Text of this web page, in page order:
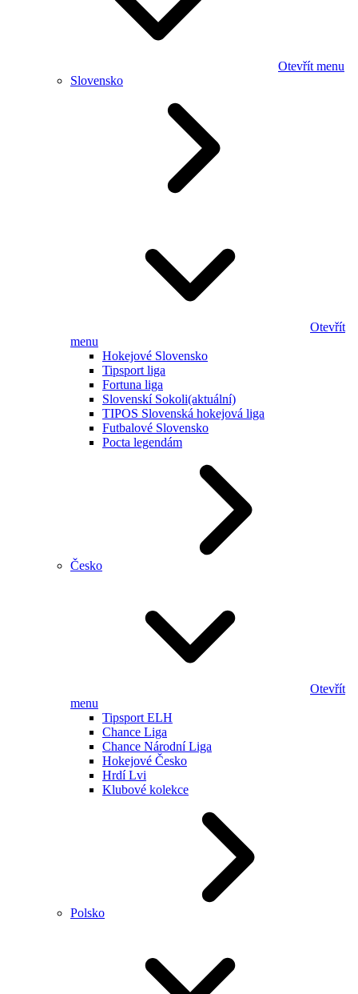
Otevřít menu
Slovensko
Otevřít
menu
Hokejové Slovensko
Tipsport liga
Fortuna liga
Slovenskí Sokoli(aktuální)
TIPOS Slovenská hokejová liga
Futbalové Slovensko
Pocta legendám
Česko
Otevřít
menu
Tipsport ELH
Chance Liga
Chance Národní Liga
Hokejové Česko
Hrdí Lvi
Klubové kolekce
Polsko